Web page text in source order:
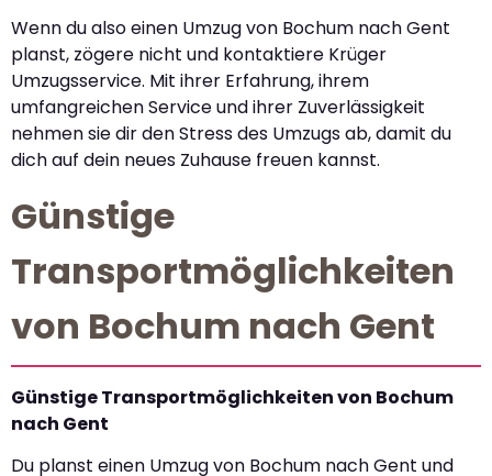
Wenn du also einen Umzug von Bochum nach Gent
planst, zögere nicht und kontaktiere Krüger
Umzugsservice. Mit ihrer Erfahrung, ihrem
umfangreichen Service und ihrer Zuverlässigkeit
nehmen sie dir den Stress des Umzugs ab, damit du
dich auf dein neues Zuhause freuen kannst.
Günstige
Transportmöglichkeiten
von Bochum nach Gent
Günstige Transportmöglichkeiten von Bochum
nach Gent
Du planst einen Umzug von Bochum nach Gent und